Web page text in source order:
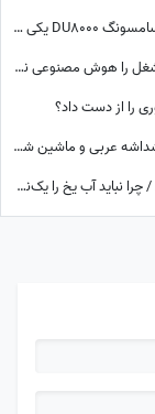
لیست ارزان‌ترین تلویزیون‌هایی که ارزش خریدن دارند / سامسونگ DU8000 یکی از ارزانترین تلویزیون‌های بازار
لیست مشاغل مقاوم در برابر هوش مصنوعی! / این 20 شغل را هوش مصنوعی نمی‌تواند انجام بدهد
را از دست داد؟
ویدیوی ربات نمازخوان در دبی که اینترنت رو ترکوند/ با دشداشه عربی و ماشین شاسی بلند تو مراسم عید قربان شرکت کرده😂
بلایی که آب یخ در اوج گرما سر قلب و عصب شما می‌آورد / چرا نباید آب یخ را یک‌نفس سر کشید؟